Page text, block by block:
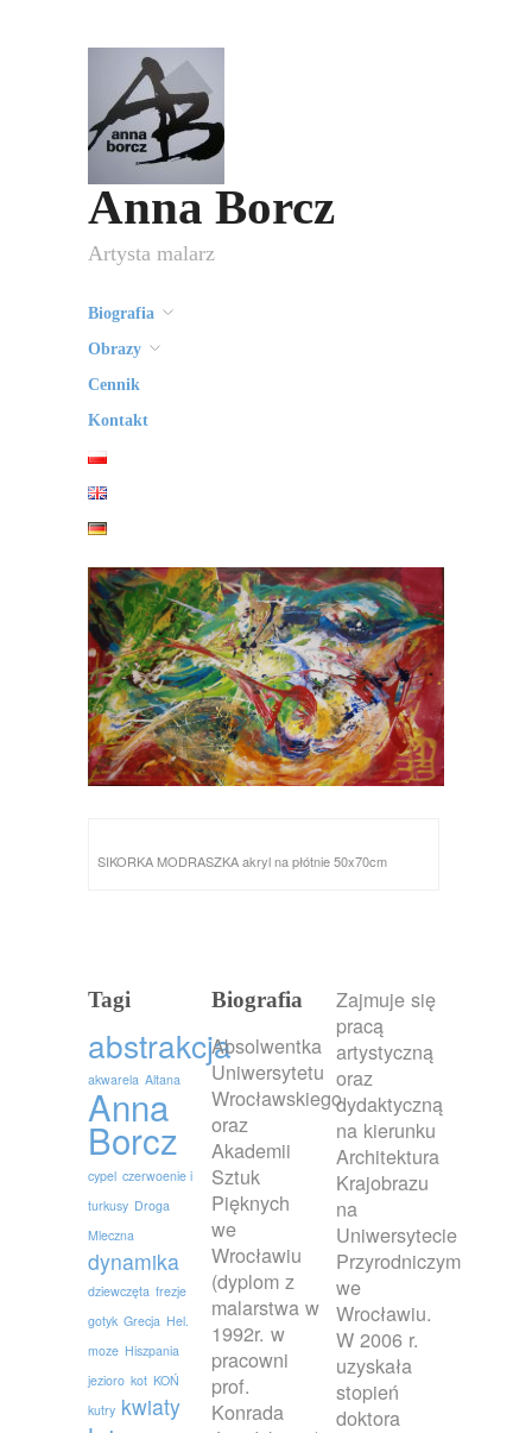
Anna Borcz
Artysta malarz
Biografia
Obrazy
Cennik
Kontakt
SIKORKA MODRASZKA akryl na płótnie 50x70cm
Tagi
abstrakcja
akwarela Altana
Anna
Borcz
cypel czerwoenie i
turkusy Droga
Mleczna
dynamika
dziewczęta frezje
gotyk Grecja Hel.
moze Hiszpania
jezioro kot KOŃ
kutry kwiaty
Biografia
Absolwentka
Uniwersytetu
Wrocławskiego
oraz
Akademii
Sztuk
Pięknych
we
Wrocławiu
(dyplom z
malarstwa w
1992r. w
pracowni
prof.
Konrada
Zajmuje się
pracą
artystyczną
oraz
dydaktyczną
na kierunku
Architektura
Krajobrazu
na
Uniwersytecie
Przyrodniczym
we
Wrocławiu.
W 2006 r.
uzyskała
stopień
doktora